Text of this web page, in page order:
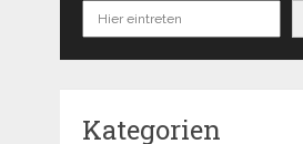
Kategorien